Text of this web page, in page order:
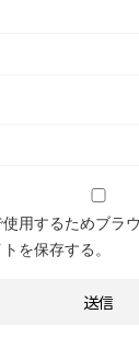
用するためブラ
を保存する。